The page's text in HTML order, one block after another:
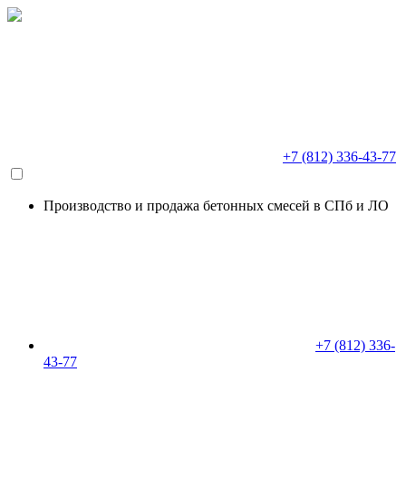
+7 (812) 336-43-77
Производство и продажа бетонных смесей в СПб и ЛО
+7 (812) 336-
43-77